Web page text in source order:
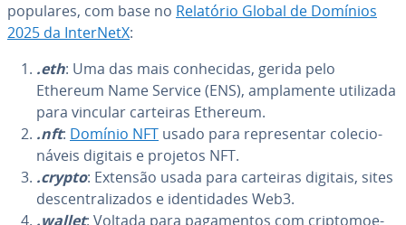
populares, com base no Relatório Global de Domínios
2025 da InterNetX:
.eth: Uma das mais co­nhe­ci­das, gerida pelo
Ethereum Name Service (ENS), am­pla­mente utilizada
para vincular carteiras Ethereum.
.nft: Domínio NFT usado para re­pre­sen­tar co­le­ci­o­
ná­veis digitais e projetos NFT.
.crypto: Extensão usada para carteiras digitais, sites
des­cen­tra­li­za­dos e iden­ti­da­des Web3.
.wallet: Voltada para pa­ga­men­tos com crip­to­mo­e­